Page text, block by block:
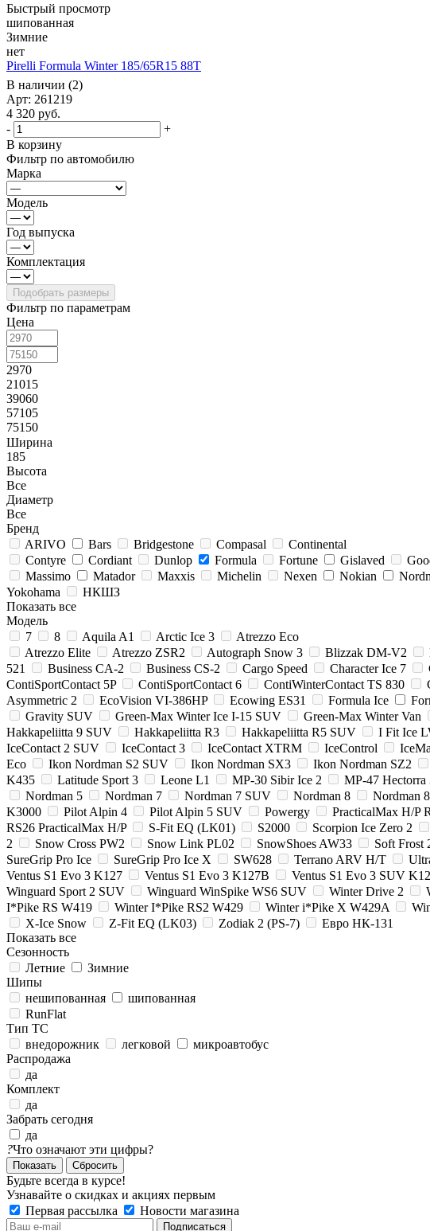
Быстрый просмотр
шипованная
Зимние
нет
Pirelli Formula Winter 185/65R15 88T
В наличии (2)
Арт: 261219
4 320 руб.
-
+
В корзину
Фильтр по автомобилю
Марка
Модель
Год выпуска
Комплектация
Фильтр по параметрам
Цена
2970
21015
39060
57105
75150
Ширина
185
Высота
Все
Диаметр
Все
Бренд
ARIVO
Bars Bridgestone Compasal
Continental
Contyre
Cordiant Dunlop Formula Fortune Gislaved
Massimo
Matador Maxxis Michelin Nexen Nokian
Yokohama
НКШЗ
Показать все
Модель
7
8 Aquila A1 Arctic Ice 3
Atrezzo Eco
Atrezzo Elite
Atrezzo ZSR2 Autograph Snow 3 Blizzak DM-V2
521
Business CA-2 Business CS-2 Cargo Speed Character Ice 7
ContiSportContact 5P
ContiSportContact 6 ContiWinterContact TS 830
Asymmetric 2
EcoVision VI-386HP Ecowing ES31 Formula Ice
Gravity SUV
Green-Max Winter Ice I-15 SUV Green-Max Winter Van
Hakkapeliitta 9 SUV
Hakkapeliitta R3 Hakkapeliitta R5 SUV I Fit Ice
IceContact 2 SUV
IceContact 3 IceContact XTRM IceControl
Eco
Ikon Nordman S2 SUV Ikon Nordman SX3 Ikon Nordman SZ2
K435
Latitude Sport 3 Leone L1 MP-30 Sibir Ice 2 MP-47 Hectorra
Nordman 5
Nordman 7 Nordman 7 SUV Nordman 8 Nordman
K3000
Pilot Alpin 4 Pilot Alpin 5 SUV Powergy PracticalMax H/P
RS26 PracticalMax H/P
S-Fit EQ (LK01) S2000 Scorpion Ice Zero 2
2
Snow Cross PW2 Snow Link PL02 SnowShoes AW33 Soft Frost
SureGrip Pro Ice
SureGrip Pro Ice X SW628 Terrano ARV H/T
Ventus S1 Evo 3 K127
Ventus S1 Evo 3 K127B Ventus S1 Evo 3 SUV
Winguard Sport 2 SUV
Winguard WinSpike WS6 SUV Winter Drive 2
I*Pike RS W419
Winter I*Pike RS2 W429 Winter i*Pike X W429A
X-Ice Snow
Z-Fit EQ (LK03) Zodiak 2 (PS-7)
Евро НК-131
Показать все
Сезонность
Летние
Зимние
Шипы
нешипованная
шипованная
RunFlat
Тип ТС
внедорожник
легковой
микроавтобус
Распродажа
да
Комплект
да
Забрать сегодня
да
?Что означают эти цифры?
Сбросить
Будьте всегда в курсе!
Узнавайте о скидках и акциях первым
Первая рассылка
Новости магазина